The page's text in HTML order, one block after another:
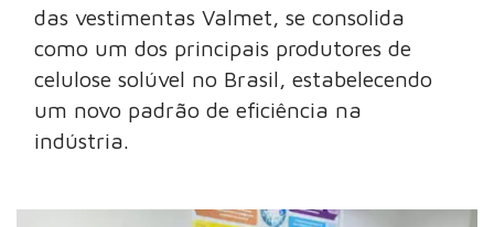
das vestimentas Valmet, se consolida
como um dos principais produtores de
celulose solúvel no Brasil, estabelecendo
um novo padrão de eficiência na
indústria.